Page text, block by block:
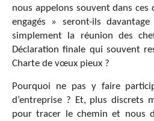
nous appelons souvent dans ces
engagés » seront-ils
simplement la réunion des
Déclaration finale qui souvent
Charte de vœux pieux ?
Pourquoi ne pas y faire
d’entreprise ? Et, plus discrets
pour tracer le chemin et nous